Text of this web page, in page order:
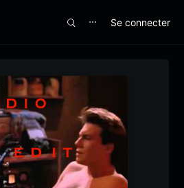
⋯ Se connecter